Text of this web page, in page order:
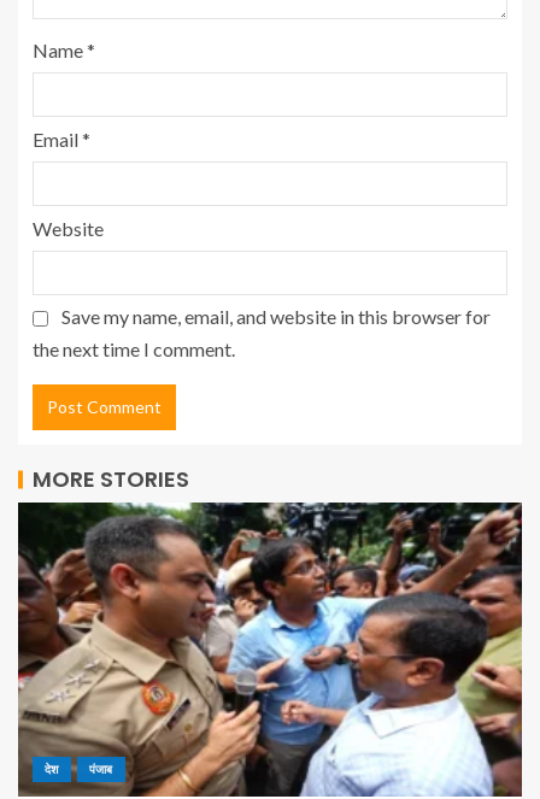
Name*
Email*
Website
Save my name, email, and website in this browser for
the next time I comment.
MORE STORIES
देश पंजाब